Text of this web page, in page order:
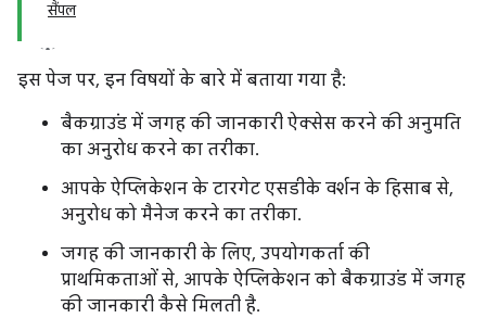
सैंपल
इस पेज पर, इन विषयों के बारे में बताया गया है:
बैकग्राउंड में जगह की जानकारी ऐक्सेस करने की अनुमति
का अनुरोध करने का तरीका.
आपके ऐप्लिकेशन के टारगेट एसडीके वर्शन के हिसाब से,
अनुरोध को मैनेज करने का तरीका.
जगह की जानकारी के लिए, उपयोगकर्ता की
प्राथमिकताओं से, आपके ऐप्लिकेशन को बैकग्राउंड में जगह
की जानकारी कैसे मिलती है.